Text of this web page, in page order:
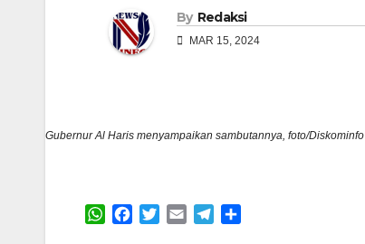
By Redaksi
MAR 15, 2024
Gubernur Al Haris menyampaikan sambutannya, foto/Diskominfo
W